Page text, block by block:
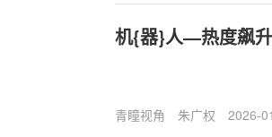
机{器}人—热度飙
青瞳视角 朱广权 2026-